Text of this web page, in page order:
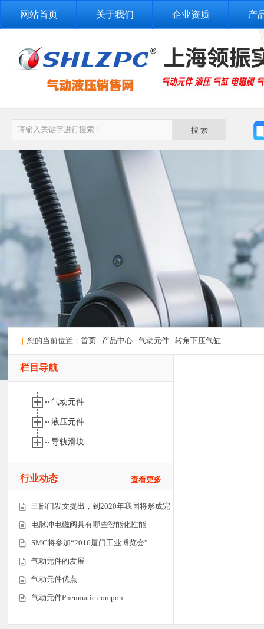
网站首页 关于我们 企业资质 产
|| 您的当前位置： 首页- 产品中心- 气动元件- 转角下压气缸
栏目导航
气动元件
液压元件
导轨滑块
行业动态 查看更多
三部门发文提出，到2020年我国将形成完
电脉冲电磁阀具有哪些智能化性能
SMC将参加“2016厦门工业博览会”
气动元件的发展
气动元件优点
气动元件Pneumatic compon